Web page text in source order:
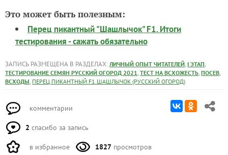
Это может быть полезным:
Перец пикантный "Шашлычок" F1. Итоги
тестирования - сажать обязательно
ЗАПИСЬ РАЗМЕЩЕНА В РАЗДЕЛАХ: ЛИЧНЫЙ ОПЫТ ЧИТАТЕЛЕЙ, I ЭТАП,
ТЕСТИРОВАНИЕ СЕМЯН РУССКИЙ ОГОРОД 2021, ТЕСТ НА ВСХОЖЕСТЬ, ПОСЕВ,
ВСХОДЫ, ПЕРЕЦ ПИКАНТНЫЙ F1 ШАШЛЫЧОК (РУССКИЙ ОГОРОД)
комментарии
2 спасибо за запись
в избранное 1827 просмотров